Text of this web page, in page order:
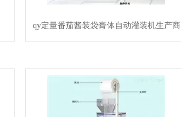
qy定量番茄酱装袋膏体自动灌装机生产商